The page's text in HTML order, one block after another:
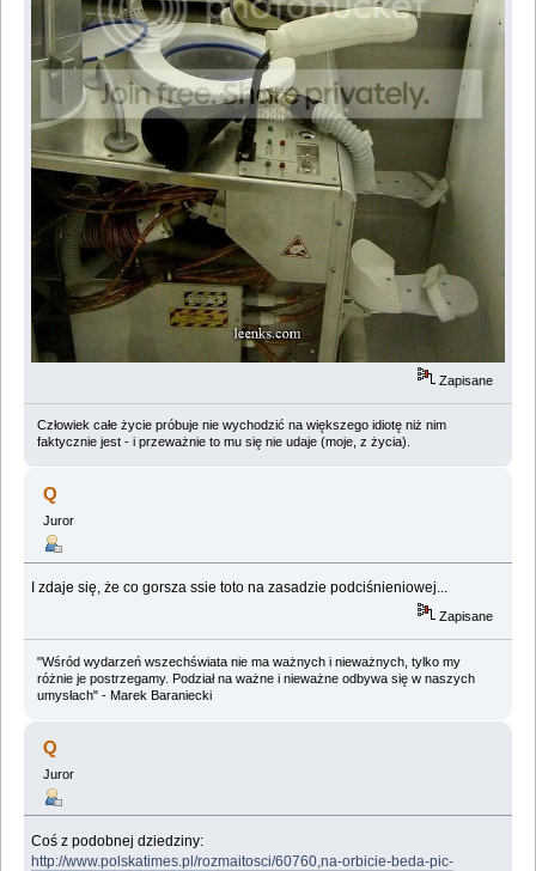
Zapisane
Człowiek całe życie próbuje nie wychodzić na większego idiotę niż nim
faktycznie jest - i przeważnie to mu się nie udaje (moje, z życia).
Q
Juror
I zdaje się, że co gorsza ssie toto na zasadzie podciśnieniowej...
Zapisane
"Wśród wydarzeń wszechświata nie ma ważnych i nieważnych, tylko my
różnie je postrzegamy. Podział na ważne i nieważne odbywa się w naszych
umysłach" - Marek Baraniecki
Q
Juror
Coś z podobnej dziedziny:
http://www.polskatimes.pl/rozmaitosci/60760,na-orbicie-beda-pic-